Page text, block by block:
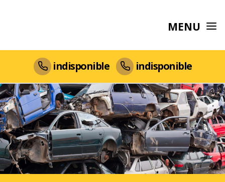
MENU
indisponible indisponible